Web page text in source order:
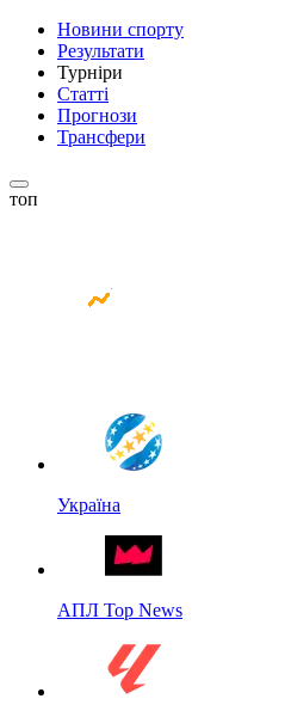
Новини спорту
Результати
Турніри
Статті
Прогнози
Трансфери
топ
Україна
АПЛ Top News